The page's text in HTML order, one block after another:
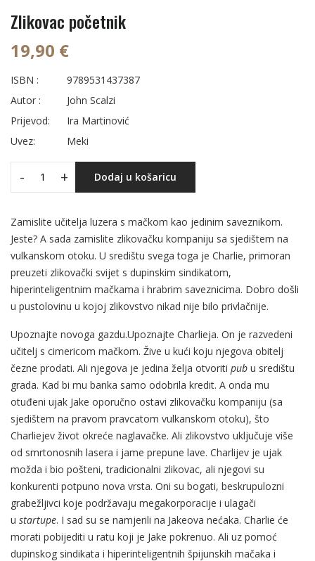
Zlikovac početnik
19,90 €
ISBN :
9789531437387
Autor :
John Scalzi
Prijevod:
Ira Martinović
Uvez:
Meki
- + Dodaj u košaricu
Zamislite učitelja luzera s mačkom kao jedinim saveznikom.
Jeste? A sada zamislite zlikovačku kompaniju sa sjedištem na
vulkanskom otoku. U središtu svega toga je Charlie, primoran
preuzeti zlikovački svijet s dupinskim sindikatom,
hiperinteligentnim mačkama i hrabrim saveznicima. Dobro došli
u pustolovinu u kojoj zlikovstvo nikad nije bilo privlačnije.
Upoznajte novoga gazdu.Upoznajte Charlieja. On je razvedeni
učitelj s cimericom mačkom. Žive u kući koju njegova obitelj
čezne prodati. Ali njegova je jedina želja otvoriti pub u središtu
grada. Kad bi mu banka samo odobrila kredit. A onda mu
otuđeni ujak Jake oporučno ostavi zlikovačku kompaniju (sa
sjedištem na pravom pravcatom vulkanskom otoku), što
Charliejev život okreće naglavačke. Ali zlikovstvo uključuje više
od smrtonosnih lasera i jame prepune lave. Charlijev je ujak
možda i bio pošteni, tradicionalni zlikovac, ali njegovi su
konkurenti potpuno nova vrsta. Oni su bogati, beskrupulozni
grabežljivci koje podržavaju megakorporacije i ulagači
u startupe. I sad su se namjerili na Jakeova nećaka. Charlie će
morati pobijediti u ratu koji je Jake pokrenuo. Ali uz pomoć
dupinskog sindikata i hiperinteligentnih špijunskih mačaka i